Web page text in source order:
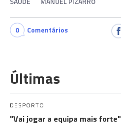
0 Comentários
Últimas
DESPORTO
"Vai jogar a equipa mais forte"